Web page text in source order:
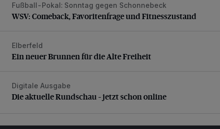
WSV: Comeback, Favoritenfrage und Fitnesszustand
Fußball-Pokal: Sonntag gegen Schonnebeck
WSV: Comeback, Favoritenfrage und Fitnesszustand
Ein neuer Brunnen für die Alte Freiheit
Elberfeld
Ein neuer Brunnen für die Alte Freiheit
Die aktuelle Rundschau – jetzt schon online
Digitale Ausgabe
Die aktuelle Rundschau – jetzt schon online